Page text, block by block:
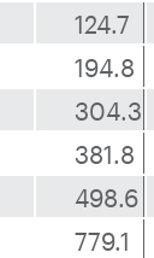
124.7
194.8
304.3
381.8
498.6
779.1